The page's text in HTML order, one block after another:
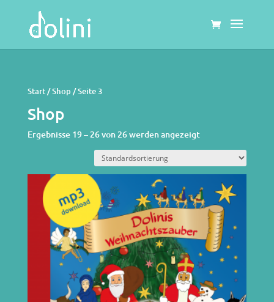
Start/Shop / Seite 3
Shop
Ergebnisse 19 – 26 von 26 werden angezeigt